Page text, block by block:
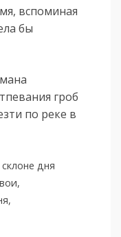
вспоминая
бы
гроб
по реке в
дня